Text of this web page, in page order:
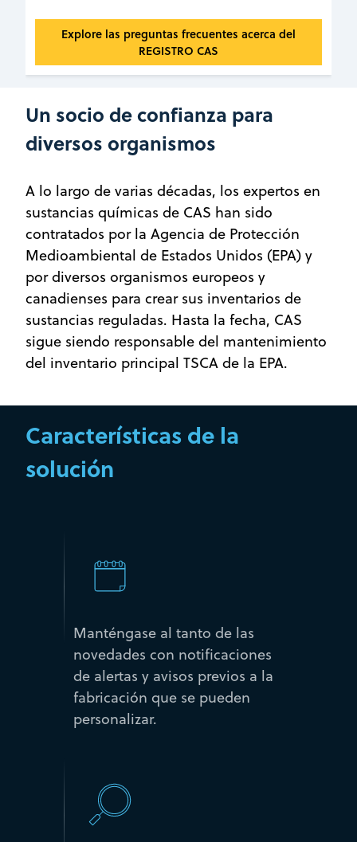
Explore las preguntas frecuentes acerca del
REGISTRO CAS
Facilidad de uso
Un socio de confianza para
diversos organismos
A lo largo de varias décadas, los expertos en
sustancias químicas de CAS han sido
contratados por la Agencia de Protección
Medioambiental de Estados Unidos (EPA) y
por diversos organismos europeos y
canadienses para crear sus inventarios de
sustancias reguladas. Hasta la fecha, CAS
sigue siendo responsable del mantenimiento
del inventario principal TSCA de la EPA.
Características de la
solución
Manténgase al tanto de las
novedades con notificaciones
de alertas y avisos previos a la
fabricación que se pueden
personalizar.